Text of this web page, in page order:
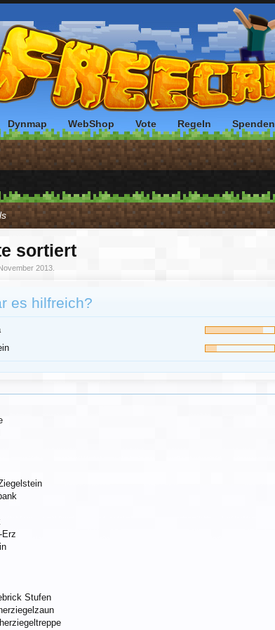
sortiert
2013
es hilfreich?
Stufen
Dynmap WebShop Vote Regeln Spenden